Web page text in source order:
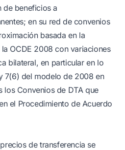
de beneficios a
en su red de convenios
basada en la
OCDE 2008 con variaciones
bilateral, en particular en lo
7(6) del modelo de 2008 en
los Convenios de DTA que
el Procedimiento de Acuerdo
de transferencia se